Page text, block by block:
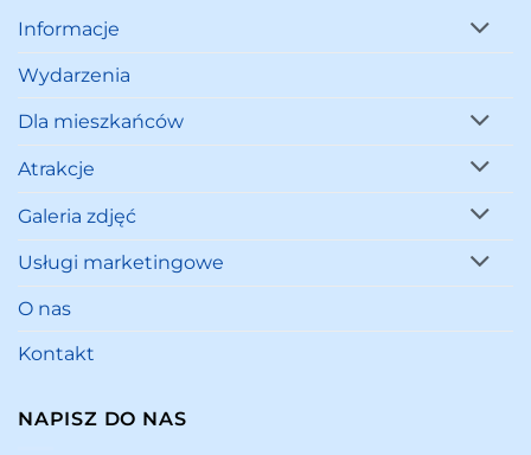
Informacje
Wydarzenia
Dla mieszkańców
Atrakcje
Galeria zdjęć
Usługi marketingowe
O nas
Kontakt
NAPISZ DO NAS